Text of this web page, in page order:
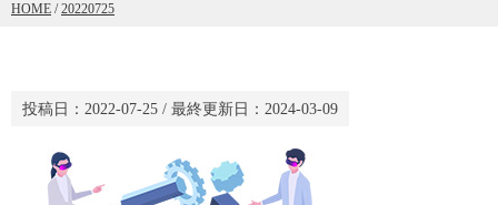
HOME /20220725
投稿日： 2022-07-25 / 最終更新日： 2024-03-09